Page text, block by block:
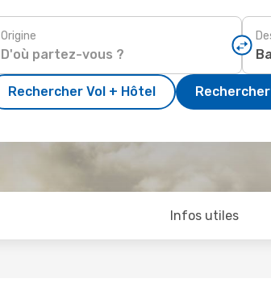
Origine
Rechercher Vol + Hôtel
Infos utiles